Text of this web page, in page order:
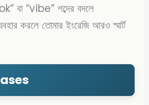
বা “vibe” শব্দের বদলে
করলে তোমার ইংরেজি আরও স্মার্ট